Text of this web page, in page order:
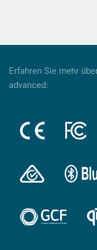
Erfahren Sie mehr
advanced: